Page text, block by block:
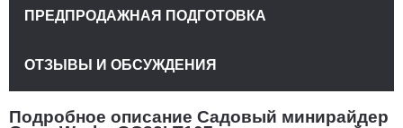
Подробное описание Садовый минирайдер
ПРЕДПРОДАЖНАЯ ПОДГОТОВКА
ОТЗЫВЫ И ОБСУЖДЕНИЯ